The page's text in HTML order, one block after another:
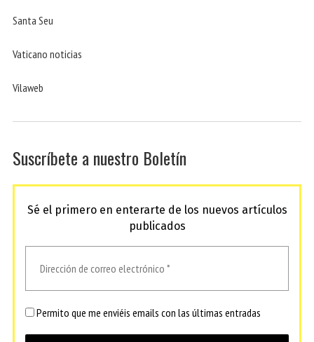
Santa Seu
Vaticano noticias
Vilaweb
Suscríbete a nuestro Boletín
Sé el primero en enterarte de los nuevos artículos
publicados
Permito que me enviéis emails con las últimas entradas